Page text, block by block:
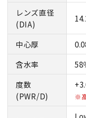
レンズ直径
(DIA)
中心厚
含水率
58
度数
(PWR/D)
※